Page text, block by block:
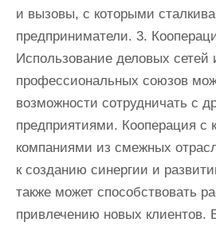
и вызовы, с которыми
предприниматели. 3.
Использование деловых сетей
профессиональных союзов
возможности сотрудничать с
предприятиями. Кооперация с
компаниями из смежных
к созданию синергии и
также может способствовать
привлечению новых клиентов.